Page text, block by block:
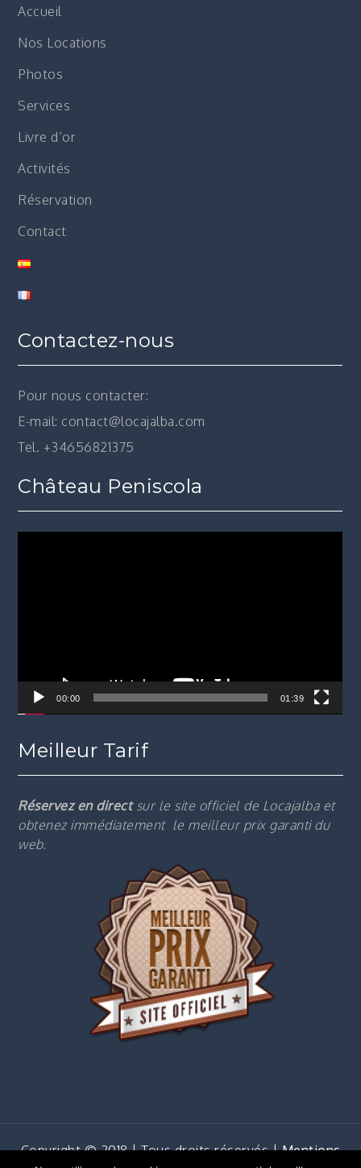
Accueil
Nos Locations
Photos
Services
Livre d’or
Activités
Réservation
Contact
Contactez-nous
Pour nous contacter:
E-mail: contact@locajalba.com
Tel. +34656821375
Château Peniscola
00:00 01:39
Meilleur Tarif
Réservez en directsur le site officiel de Locajalba et
obtenez immédiatement le meilleur prix garanti du
web.
Copyright © 2018 | Tous droits réservés |Mentions